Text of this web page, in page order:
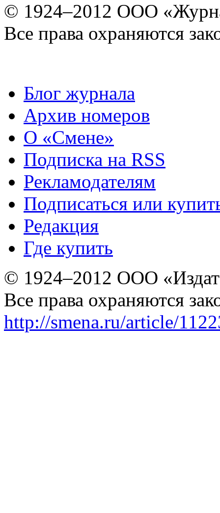
© 1924–2012 ООО
Все права охраняются
Блог журнала
Архив номеров
О «Смене»
Подписка на RSS
Рекламодателям
Подписаться или
Редакция
Где купить
© 1924–2012 ООО
Все права охраняются
http://smena.ru/article/